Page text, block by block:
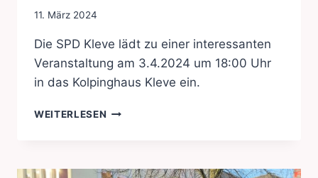
11. März 2024
Die SPD Kleve lädt zu einer interessanten
Veranstaltung am 3.4.2024 um 18:00 Uhr
in das Kolpinghaus Kleve ein.
WEITERLESEN EXILWIDERSTAND
DEUTSCHEN